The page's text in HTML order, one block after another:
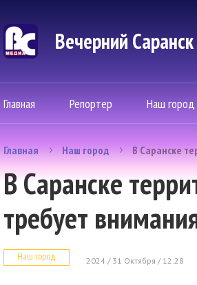
Вечерний
Главная Репортер Наш город
Главная Наш город В Саранске
В Саранске
требует
Наш город 2024 / 31 Октября / 12:28